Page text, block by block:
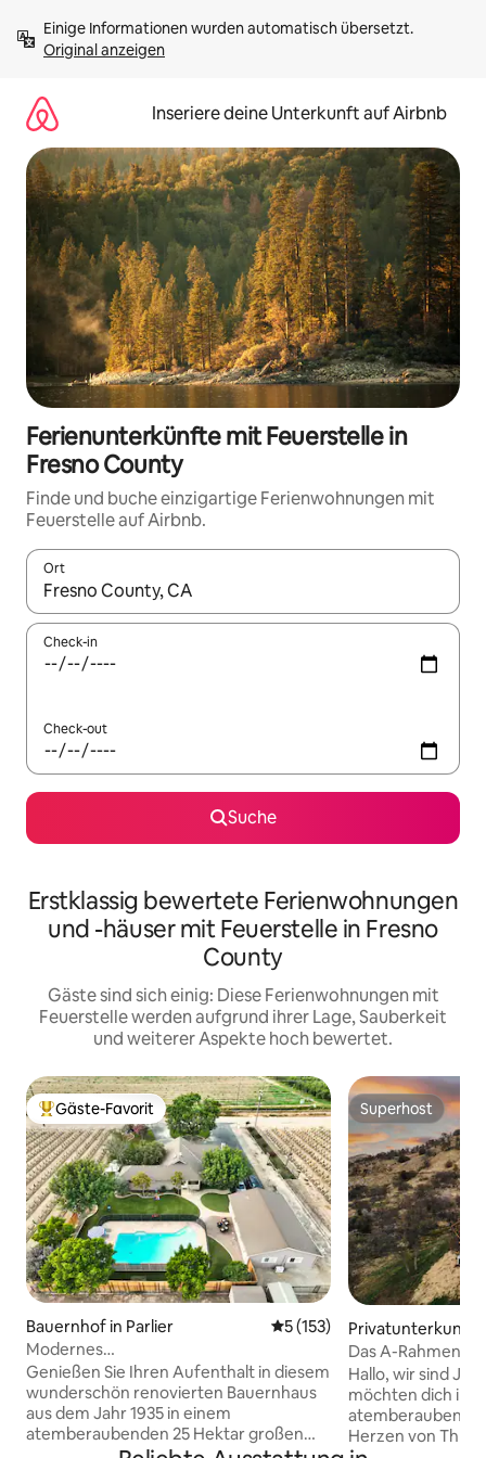
Inhalten
springenOriginal anzeigen
Inseriere deine Unterkunft auf Airbnb
Ferienunterkünfte mit Feuerstelle in
Fresno County
Finde und buche einzigartige Ferienwohnungen mit
Feuerstelle auf Airbnb.
Ort
Wenn Ergebnisse verfügbar sind, navigiere mit den
Check-in
Check-out
Suche
Erstklassig bewertete Ferienwohnungen
und -häuser mit Feuerstelle in Fresno
County
Gäste sind sich einig: Diese Ferienwohnungen mit
Feuerstelle werden aufgrund ihrer Lage, Sauberkeit
und weiterer Aspekte hoch bewertet.
Beliebter Gäste-Favorit.
Gäste-Favorit
Bauernhof in Parlier Durchschnittliche
5 (153)
Modernes
Bauernhaus•Haustier•Pool•Spiele
Genießen Sie Ihren Aufenthalt in diesem
wunderschön renovierten Bauernhaus
aus dem Jahr 1935 in einem
atemberaubenden 25 Hektar großen
Superhost
Superhost
Privatunterkunft
vers
Das A-Rahmen-
Aussicht
Hallo, wir sind
möchten dich in
Herzen von